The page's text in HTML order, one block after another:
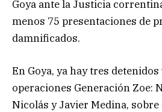
Goya ante la Justicia
menos 75 presentaciones de
damnificados.
En Goya, ya hay tres
operaciones Generación Zoe:
Nicolás y Javier Medina,